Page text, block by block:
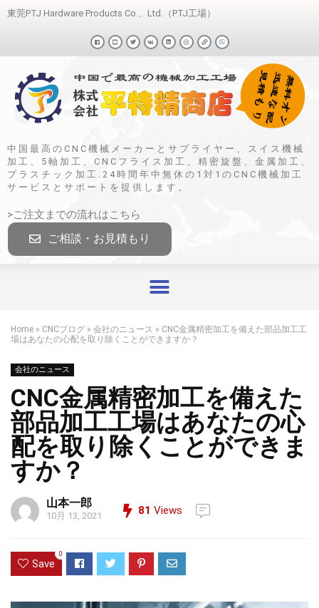
東莞PTJ Hardware Products Co.、Ltd.（PTJ工場）
中国最高のCNC機械メーカーとサプライヤー、スイス機械
加工、5軸加工、CNCフライス加工、精密旋盤、金属加工、
プラスチック加工.24時間年中無休の1対1のCNC機械加工
サービスとサポートを提供します。
>ご注文までの流れはこちら
ご相談・お見積もり
Home » CNCブログ » 会社のニュース » CNC金属精密加工を備えた部品加工工
場はあなたの心配を取り除くことができますか？
会社のニュース
CNC金属精密加工を備えた
部品加工工場はあなたの心
配を取り除くことができま
すか？
山本一郎
10月 13, 2021 81 Views
Save
0